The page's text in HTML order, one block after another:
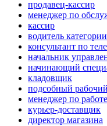
продавец-кассир
менеджер по
кассир
водитель
консультант по
начальник
начинающий
кладовщик
подсобный рабочий
менеджер по
курьер-доставщик
директор магазина